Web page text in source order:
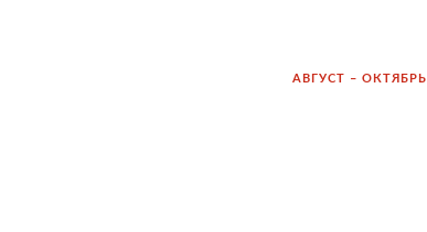
АВГУСТ – ОКТЯБРЬ